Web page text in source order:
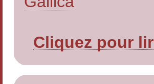
Cliquez pour